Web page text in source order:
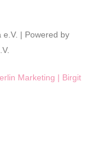
| Powered by
Marketing | Birgit